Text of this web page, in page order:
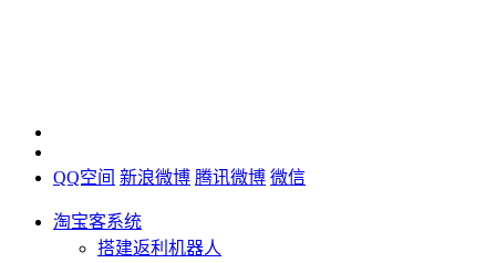
QQ空间 新浪微博 腾讯微博 微信
淘宝客系统
搭建返利机器人